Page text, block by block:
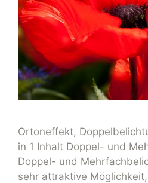
Ortoneffekt,
in 1 Inhalt Doppel- und
Doppel- und
sehr attraktive